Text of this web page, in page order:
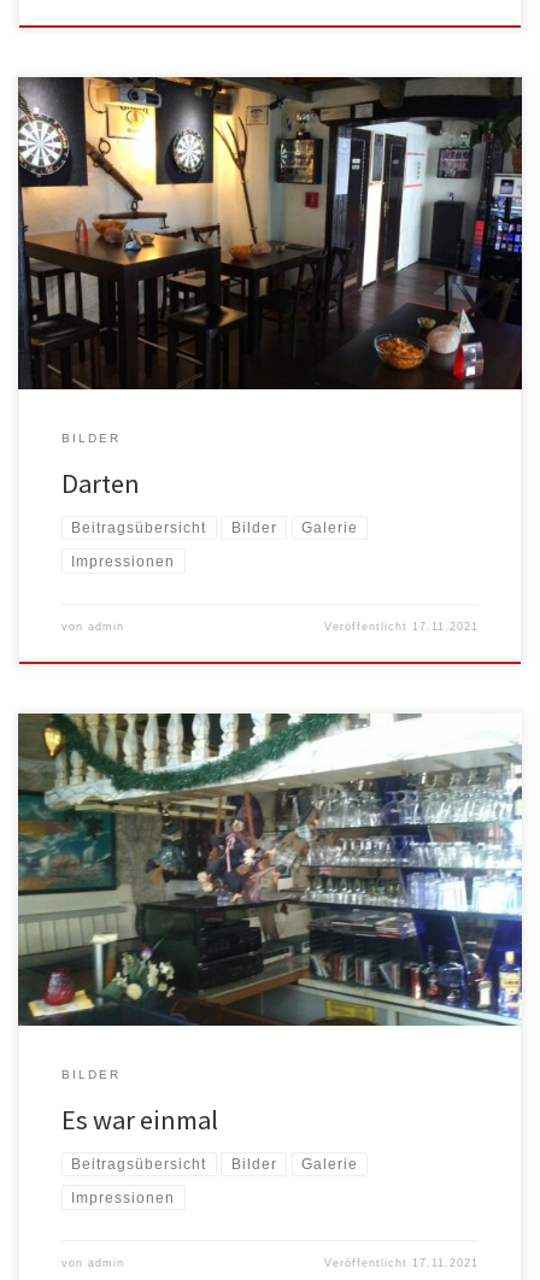
BILDER
Darten
Beitragsübersicht Bilder Galerie
Impressionen
von admin Veröffentlicht 17.11.2021
BILDER
Es war einmal
Beitragsübersicht Bilder Galerie
Impressionen
von admin Veröffentlicht 17.11.2021